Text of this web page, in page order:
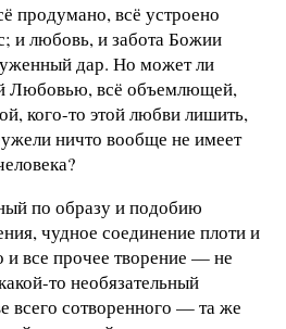
продумано, всё устроено
и любовь, и забота Божии
дар. Но может ли
Любовью, всё объемлющей,
кого-то этой любви лишить,
ничто вообще не имеет
по образу и подобию
чудное соединение плоти и
все прочее творение — не
то необязательный
всего сотворенного — та же